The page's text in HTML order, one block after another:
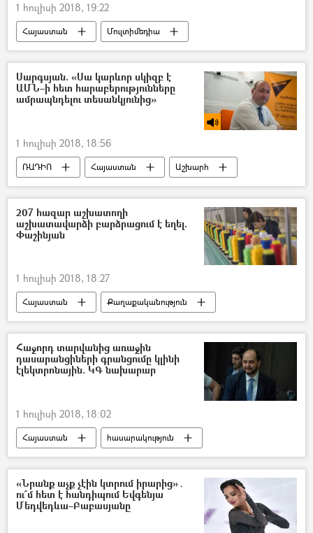
1 հուլիսի 2018, 19:22
Հայաստան
Մուլտիմեդիա
հասարակություն
Զբոսաշրջություն
Տեսանյութեր
Սարգսյան. «Սա կարևոր սկիզբ է
ԱՄՆ–ի հետ հարաբերությունները
ամրապնդելու տեսանկյունից»
1 հուլիսի 2018, 18:56
ՌԱԴԻՈ Հայաստան
Աշխարհ
Տնտեսություն
Տարածաշրջան
Ամերիկայի Միացյալ Նահանգներ
Իրանի Իսլամական Հանրապետություն
207 հազար աշխատողի
աշխատավարձի բարձրացում է եղել.
Փաշինյան
1 հուլիսի 2018, 18:27
Հայաստան
Քաղաքականություն
Տնտեսություն
Նիկոլ Փաշինյան
Հաջորդ տարվանից առաջին
դասարանցիների գրանցումը կլինի
էլեկտրոնային. ԿԳ նախարար
1 հուլիսի 2018, 18:02
Հայաստան
հասարակություն
Քաղաքականություն
Արայիկ Հարությունյան
«Նրանք աչք չէին կտրում իրարից»․
ու՞մ հետ է հանդիպում Եվգենյա
Մեդվեդևա–Բաբասյանը